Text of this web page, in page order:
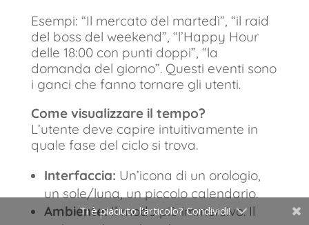
Esempi: “Il mercato del martedì”, “il raid
del boss del weekend”, “l’Happy Hour
delle 18:00 con punti doppi”, “la
domanda del giorno”. Questi eventi sono
i ganci che fanno tornare gli utenti.
Come visualizzare il tempo?
L’utente deve capire intuitivamente in
quale fase del ciclo si trova.
Interfaccia: Un’icona di un orologio,
un sole/luna, un piccolo calendario.
Ambiente:Il modo più immersivo. Il